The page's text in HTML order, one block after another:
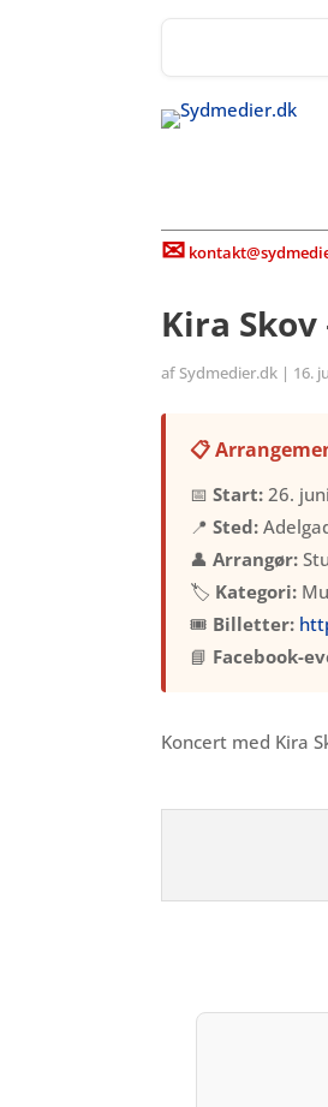
✉
Kira
af Sydmedier.dk | 16.
📋
📅Start: 26.
📍Sted:
👤Arrangør:
🏷️ Kategori:
🎟️ Billetter:
📘 Facebook-
Koncert med Kira